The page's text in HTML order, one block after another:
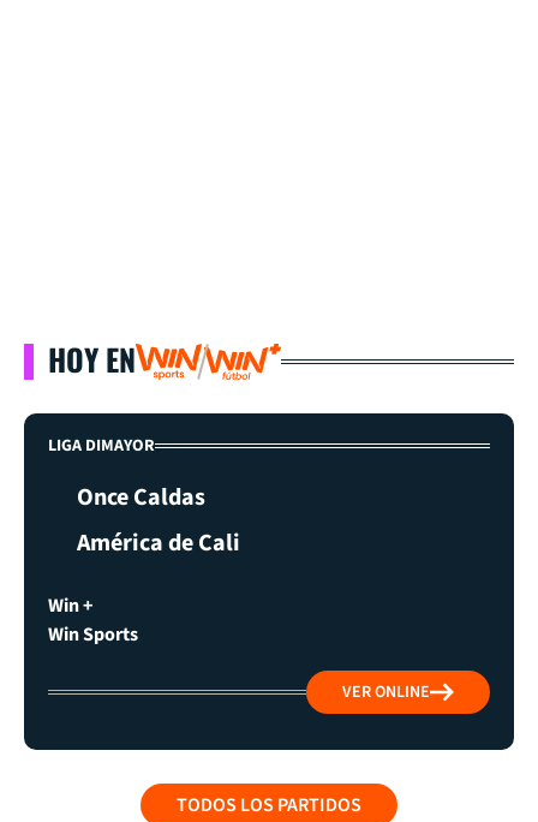
HOY EN
LIGA DIMAYOR
Once Caldas
América de Cali
Win +
Win Sports
VER ONLINE
TODOS LOS PARTIDOS